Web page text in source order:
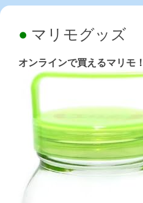
マリモグッズ
オンラインで買えるマリモ！